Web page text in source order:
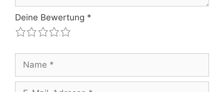
Deine Bewertung *
4
3
2
1